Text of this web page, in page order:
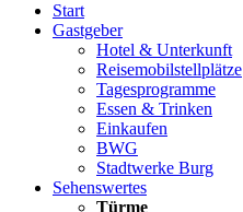
Start
Gastgeber
Hotel & Unterkunft
Reisemobilstellplätze
Tagesprogramme
Essen & Trinken
Einkaufen
BWG
Stadtwerke Burg
Sehenswertes
Türme